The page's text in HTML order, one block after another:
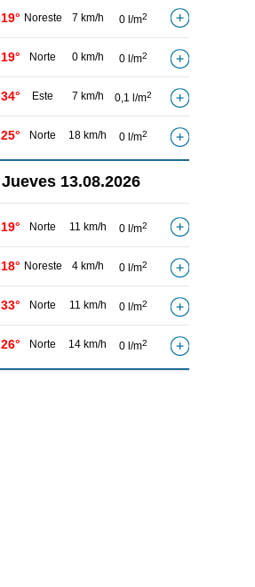
19° Noreste 7 km/h 0 l/m2
19° Norte 0 km/h 0 l/m2
34° Este 7 km/h 0,1 l/m2
25° Norte 18 km/h 0 l/m2
Jueves 13.08.2026
19° Norte 11 km/h 0 l/m2
18° Noreste 4 km/h 0 l/m2
33° Norte 11 km/h 0 l/m2
26° Norte 14 km/h 0 l/m2